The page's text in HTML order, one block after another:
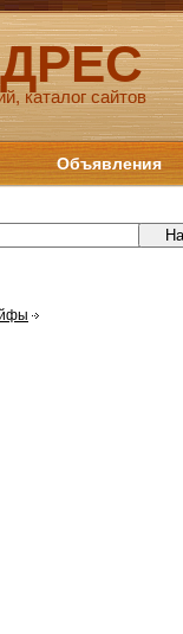
каталог сайтов
Объявления